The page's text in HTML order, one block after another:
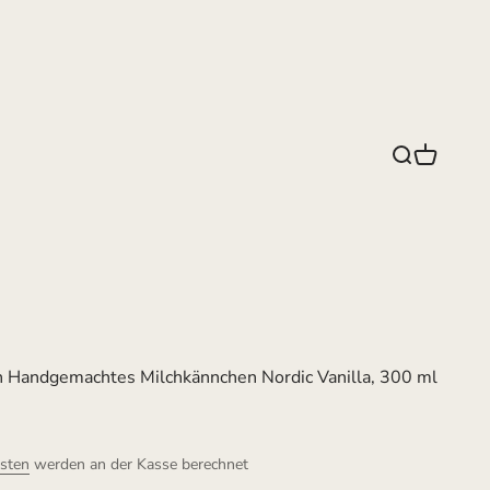
Suche
Handgemachtes Milchkännchen Nordic Vanilla, 300 ml
werden an der Kasse berechnet